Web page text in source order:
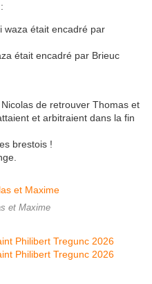
waza était encadré par
était encadré par Brieuc
de retrouver Thomas et
et arbitraient dans la fin
brestois !
et Maxime